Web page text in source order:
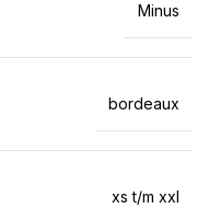
Minus
bordeaux
xs t/m xxl